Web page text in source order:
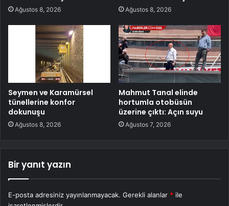
Ağustos 8, 2026 Ağustos 8, 2026
Seymen ve Karamürsel
tünellerine konfor
dokunuşu
Ağustos 8, 2026
Mahmut Tanal elinde
hortumla otobüsün
üzerine çıktı: Açın suyu
Ağustos 7, 2026
Bir yanıt yazın
E-posta adresiniz yayınlanmayacak. Gerekli alanlar * ile